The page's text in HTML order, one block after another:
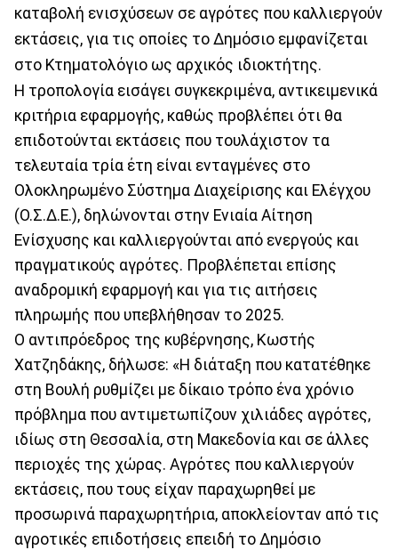
καταβολή ενισχύσεων σε αγρότες που καλλιεργούν
εκτάσεις, για τις οποίες το Δημόσιο εμφανίζεται
στο Κτηματολόγιο ως αρχικός ιδιοκτήτης.
Η τροπολογία εισάγει συγκεκριμένα, αντικειμενικά
κριτήρια εφαρμογής, καθώς προβλέπει ότι θα
επιδοτούνται εκτάσεις που τουλάχιστον τα
τελευταία τρία έτη είναι ενταγμένες στο
Ολοκληρωμένο Σύστημα Διαχείρισης και Ελέγχου
(Ο.Σ.Δ.Ε.), δηλώνονται στην Ενιαία Αίτηση
Ενίσχυσης και καλλιεργούνται από ενεργούς και
πραγματικούς αγρότες. Προβλέπεται επίσης
αναδρομική εφαρμογή και για τις αιτήσεις
πληρωμής που υπεβλήθησαν το 2025.
Ο αντιπρόεδρος της κυβέρνησης, Κωστής
Χατζηδάκης, δήλωσε: «Η διάταξη που κατατέθηκε
στη Βουλή ρυθμίζει με δίκαιο τρόπο ένα χρόνιο
πρόβλημα που αντιμετωπίζουν χιλιάδες αγρότες,
ιδίως στη Θεσσαλία, στη Μακεδονία και σε άλλες
περιοχές της χώρας. Αγρότες που καλλιεργούν
εκτάσεις, που τους είχαν παραχωρηθεί με
προσωρινά παραχωρητήρια, αποκλείονταν από τις
αγροτικές επιδοτήσεις επειδή το Δημόσιο